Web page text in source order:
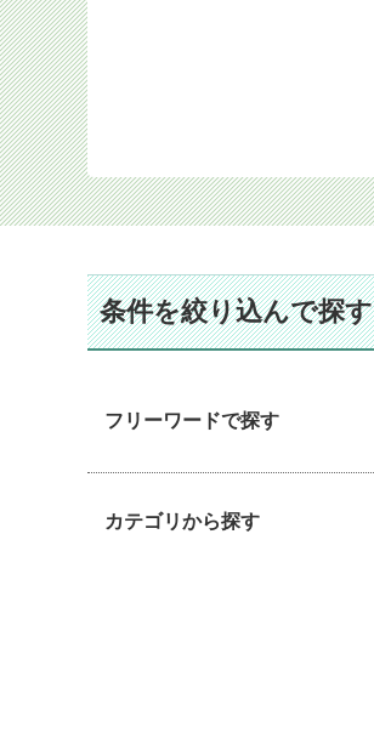
条件を絞り込んで探す
フリーワードで探す
カテゴリから探す